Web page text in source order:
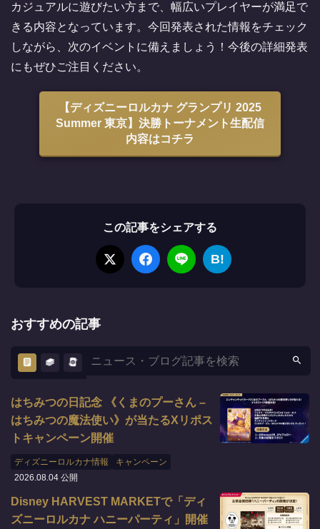
カジュアルに遊びたい方まで、幅広いプレイヤーが満足で
きる内容となっています。今回発表された情報をチェック
しながら、次のイベントに備えましょう！今後の詳細発表
にもぜひご注目ください。
【ディズニーロルカナ グランプリ 2025
Summer 東京】決勝トーナメント生配信
内容はコチラ
この記事をシェアする
B!
おすすめの記事
はちみつの日記念 《くまのプーさん –
はちみつの魔法使い》が当たるXリポス
トキャンペーン開催
ディズニーロルカナ情報
キャンペーン
2026.08.04 公開
Disney HARVEST MARKETで「ディ
ズニーロルカナ ハニーパーティ」開催